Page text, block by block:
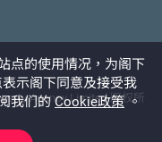
Agency Limited 版权所
点的使用情况，为阁下
示阁下同意及接受我
我们的Cookie政策。